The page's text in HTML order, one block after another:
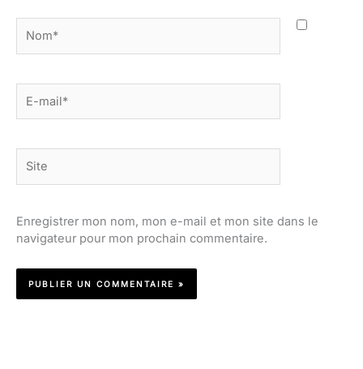
mail*
Enregistrer mon nom, mon e-mail et mon site dans le
navigateur pour mon prochain commentaire.